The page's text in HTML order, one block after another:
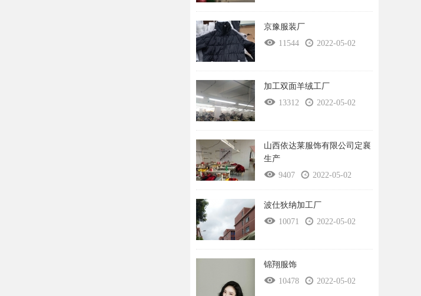
京豫服装厂
11544
2022-05-02
加工双面羊绒工厂
13312
2022-05-02
山西依达莱服饰有限公司定襄
生产
9407
2022-05-02
波仕狄纳加工厂
10071
2022-05-02
锦翔服饰
10478
2022-05-02